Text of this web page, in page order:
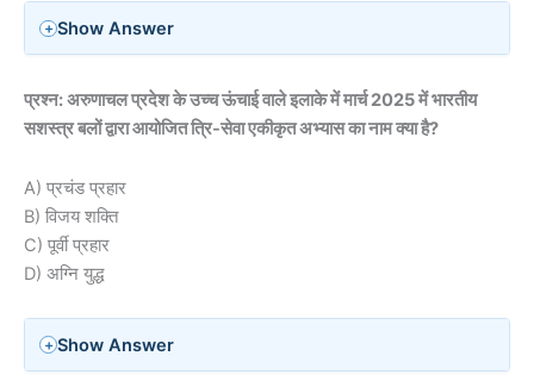
Show Answer
प्रश्न: अरुणाचल प्रदेश के उच्च ऊंचाई वाले इलाके में मार्च 2025 में भारतीय
सशस्त्र बलों द्वारा आयोजित त्रि-सेवा एकीकृत अभ्यास का नाम क्या है?
A) प्रचंड प्रहार
B) विजय शक्ति
C) पूर्वी प्रहार
D) अग्नि युद्ध
Show Answer